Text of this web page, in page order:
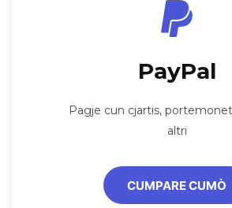
PayPal
Pagje cun cjartis,
altri
CUMPARE CUMÒ